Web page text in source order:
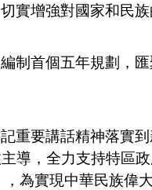
實增強對國家和民族
制首個五年規劃，
重要講話精神落實
導，全力支持特區
為實現中華民族偉